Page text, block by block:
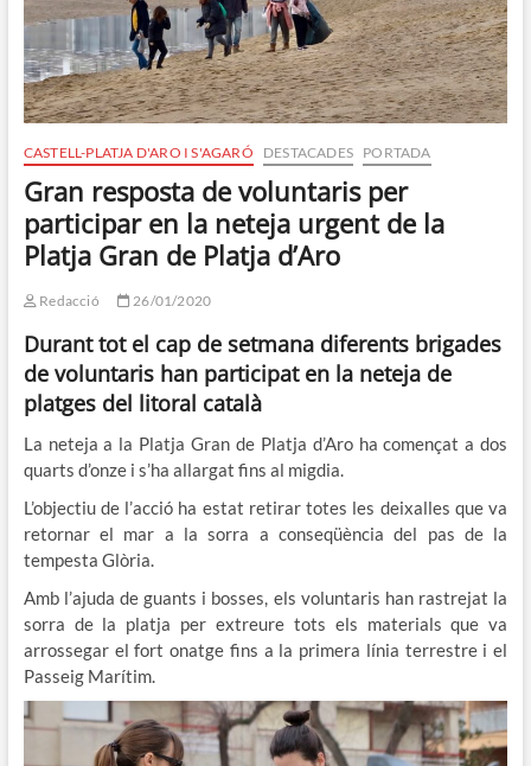
CASTELL-PLATJA D'ARO I S'AGARÓ DESTACADES PORTADA
Gran resposta de voluntaris per
participar en la neteja urgent de la
Platja Gran de Platja d’Aro
Redacció 26/01/2020
Durant tot el cap de setmana diferents brigades
de voluntaris han participat en la neteja de
platges del litoral català
La neteja a la Platja Gran de Platja d’Aro ha començat a dos
quarts d’onze i s’ha allargat fins al migdia.
L’objectiu de l’acció ha estat retirar totes les deixalles que va
retornar el mar a la sorra a conseqüència del pas de la
tempesta Glòria.
Amb l’ajuda de guants i bosses, els voluntaris han rastrejat la
sorra de la platja per extreure tots els materials que va
arrossegar el fort onatge fins a la primera línia terrestre i el
Passeig Marítim.